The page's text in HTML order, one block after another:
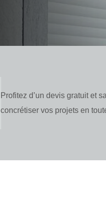
Profitez d’un devis gratuit et
concrétiser vos projets en